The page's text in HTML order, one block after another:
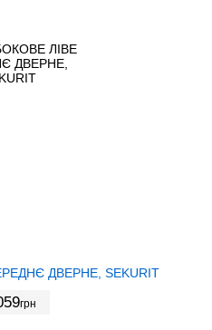
ДВЕРНЕ, SEKURIT
грн